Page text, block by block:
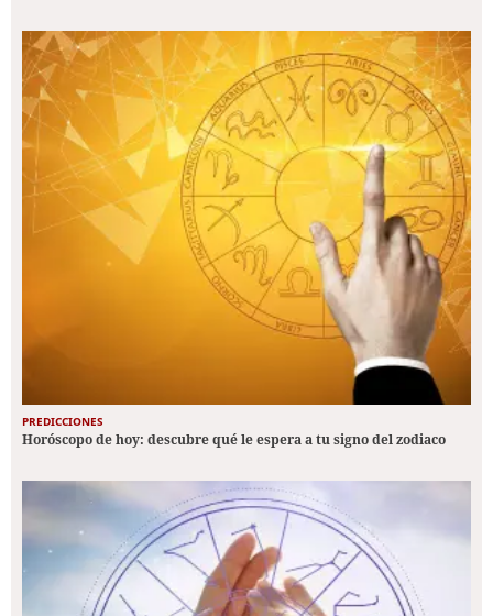
PREDICCIONES
Horóscopo de hoy: descubre qué le espera a tu signo del zodiaco